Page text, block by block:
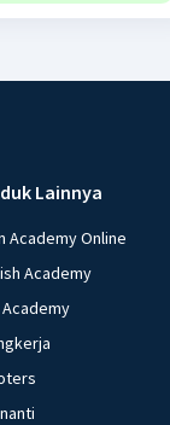
Lainnya
Academy Online
Academy